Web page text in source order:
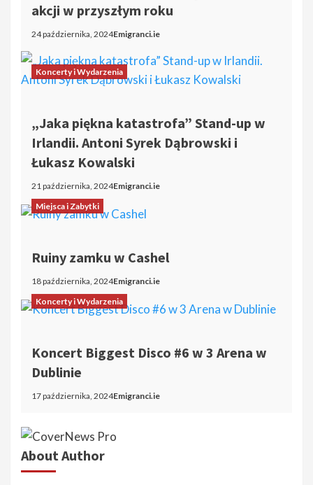
akcji w przyszłym roku
24 października, 2024Emigranci.ie
Koncerty i Wydarzenia
„Jaka piękna katastrofa” Stand-up w
Irlandii. Antoni Syrek Dąbrowski i
Łukasz Kowalski
21 października, 2024Emigranci.ie
Miejsca i Zabytki
Ruiny zamku w Cashel
18 października, 2024Emigranci.ie
Koncerty i Wydarzenia
Koncert Biggest Disco #6 w 3 Arena w
Dublinie
17 października, 2024Emigranci.ie
About Author